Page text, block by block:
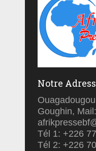
Notre
Goughin, Mail:
Tél 1: +226
Tél 2: +226